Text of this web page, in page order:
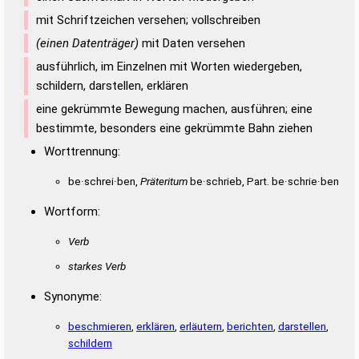
mit Schriftzeichen versehen; vollschreiben
(einen Datenträger) mit Daten versehen
ausführlich, im Einzelnen mit Worten wiedergeben,
schildern, darstellen, erklären
eine gekrümmte Bewegung machen, ausführen; eine
bestimmte, besonders eine gekrümmte Bahn ziehen
Worttrennung:
be·schrei·ben, Präteritumbe·schrieb, Part. be·schrie·ben
Wortform:
Verb
starkes Verb
Synonyme:
beschmieren erklären erläutern berichten darstellen
schildern